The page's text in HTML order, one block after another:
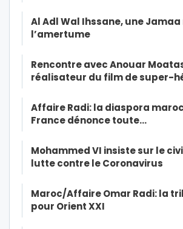
Al Adl Wal Ihssane, une Jamaa
l’amertume
Rencontre avec Anouar
réalisateur du film de super-
Affaire Radi: la diaspora
France dénonce toute…
Mohammed VI insiste sur le
lutte contre le Coronavirus
Maroc/Affaire Omar Radi: la
pour Orient XXI